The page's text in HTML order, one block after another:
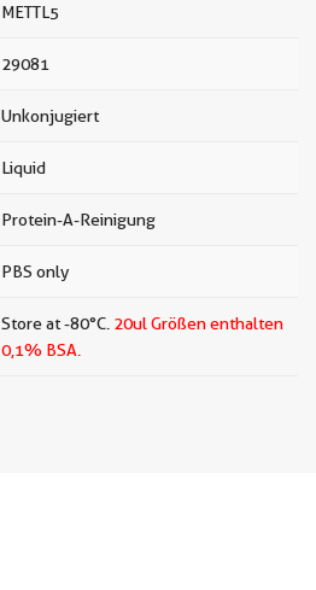
METTL5
29081
Unkonjugiert
Liquid
Protein-A-Reinigung
PBS only
Store at -80°C. 20ul Größen enthalten
0,1% BSA.